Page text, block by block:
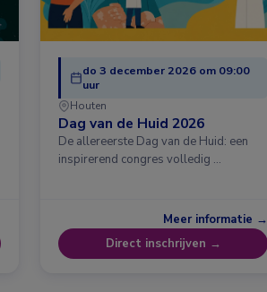
do 3 december 2026 om 09:00
uur
Houten
Dag van de Huid 2026
De allereerste Dag van de Huid: een
inspirerend congres volledig …
Meer informatie →
Direct inschrijven →